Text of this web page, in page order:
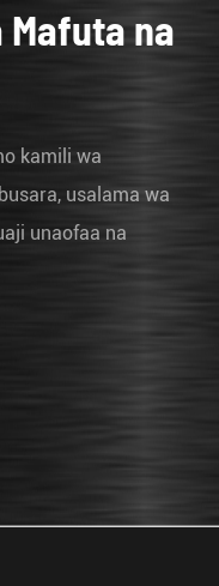
Mafuta na
kamili wa
usalama wa
unaofaa na